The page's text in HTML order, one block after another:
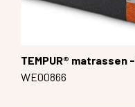
TEMPUR®
WE00866